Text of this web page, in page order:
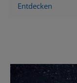
Entdecken